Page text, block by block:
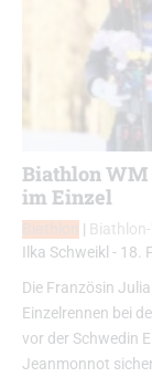
Biathlon WM
im Einzel
|
Ilka Schweikl - 18.
Die Französin
Einzelrennen bei
vor der Schwedin
Jeanmonnot